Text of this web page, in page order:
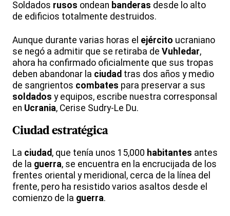
Soldados rusos ondean banderas desde lo alto
de edificios totalmente destruidos.
Aunque durante varias horas el ejército ucraniano
se negó a admitir que se retiraba de Vuhledar,
ahora ha confirmado oficialmente que sus tropas
deben abandonar la ciudad tras dos años y medio
de sangrientos combates para preservar a sus
soldados y equipos, escribe nuestra corresponsal
en Ucrania, Cerise Sudry-Le Du.
Ciudad estratégica
La ciudad, que tenía unos 15,000 habitantes antes
de la guerra, se encuentra en la encrucijada de los
frentes oriental y meridional, cerca de la línea del
frente, pero ha resistido varios asaltos desde el
comienzo de la guerra.